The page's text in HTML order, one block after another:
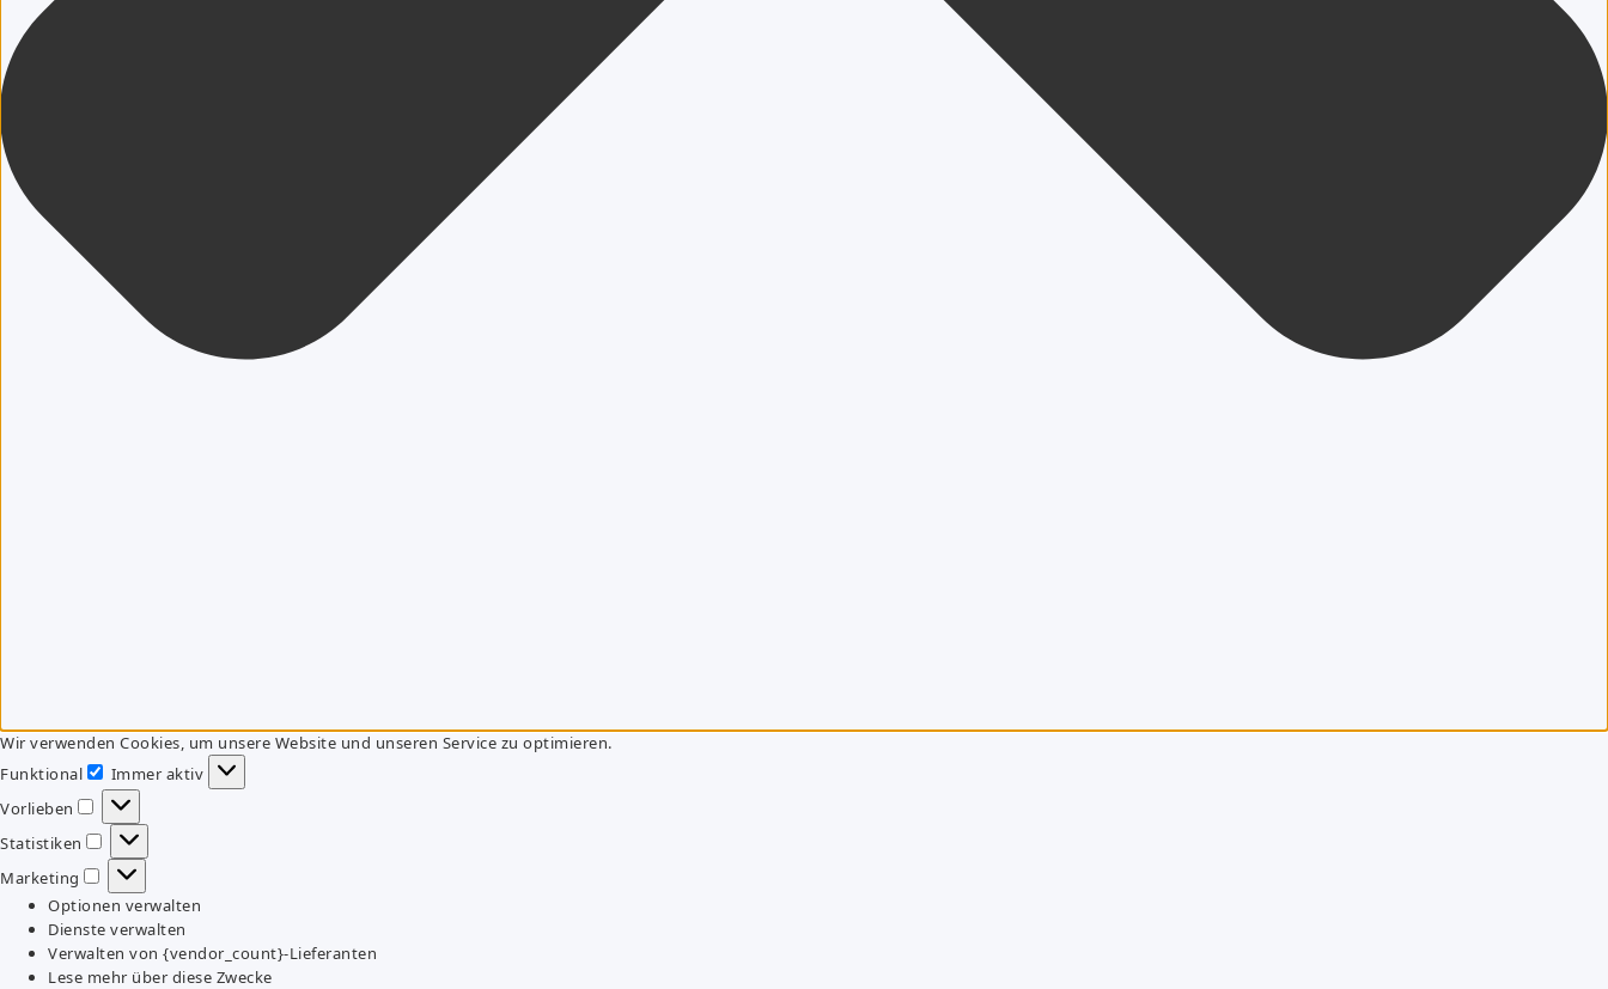
Wir verwenden Cookies, um unsere Website und unseren Service zu optimieren.
Funktional
Funktional
Immer aktiv
Vorlieben
Vorlieben
Statistiken
Statistiken
Marketing
Marketing
Optionen verwalten
Dienste verwalten
Verwalten von {vendor_count}-Lieferanten
Lese mehr über diese Zwecke